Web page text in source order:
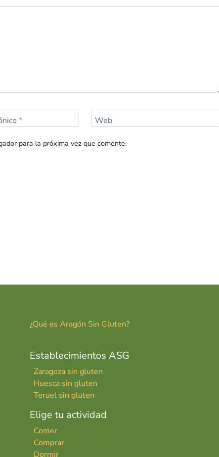
* Web
para la próxima vez que comente.
¿Qué es Aragón Sin Gluten?
Establecimientos ASG
Zaragoza sin gluten
Huesca sin gluten
Teruel sin gluten
Elige tu actividad
Comer
Comprar
Dormir